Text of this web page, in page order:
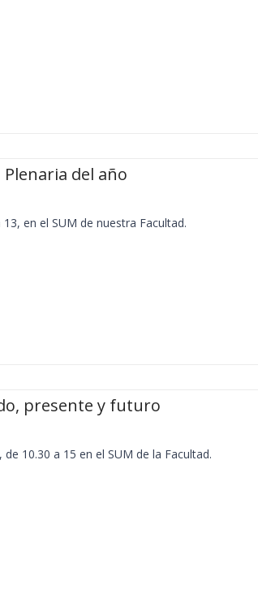
del año
en el SUM de nuestra Facultad.
presente y futuro
10.30 a 15 en el SUM de la Facultad.